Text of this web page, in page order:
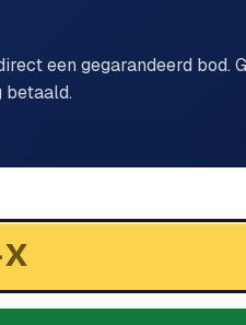
een gegarandeerd bod.
betaald.